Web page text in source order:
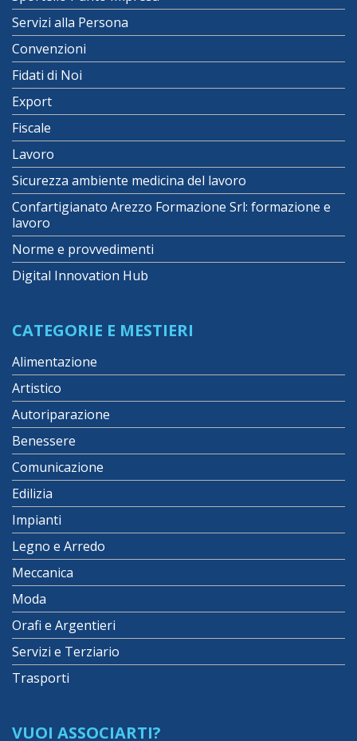
Servizi alla Persona
Convenzioni
Fidati di Noi
Export
Fiscale
Lavoro
Sicurezza ambiente medicina del lavoro
Confartigianato Arezzo Formazione Srl: formazione e
lavoro
Norme e provvedimenti
Digital Innovation Hub
CATEGORIE E MESTIERI
Alimentazione
Artistico
Autoriparazione
Benessere
Comunicazione
Edilizia
Impianti
Legno e Arredo
Meccanica
Moda
Orafi e Argentieri
Servizi e Terziario
Trasporti
VUOI ASSOCIARTI?